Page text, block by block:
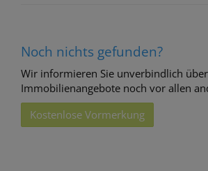
Noch nichts gefunden?
Wir informieren Sie unverbindlich
Immobilienangebote noch vor allen
Kostenlose Vormerkung